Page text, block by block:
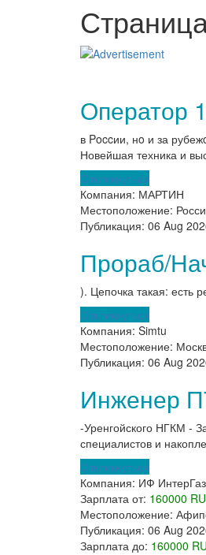
Оператор
в Poccии, нo и за
Новейшая техника и
Откликнуться
Компания: МАРТИН
Местоположение:
Публикация: 06 Aug
Прораб/
). Цепочка такая: есть
Откликнуться
Компания: Simtu
Местоположение:
Публикация: 06 Aug
Инженер
-Уренгойского НГКМ -
специалистов и
Откликнуться
Компания: ИФ
Зарплата от: 160000
Местоположение:
Публикация: 06 Aug
Зарплата до: 160000